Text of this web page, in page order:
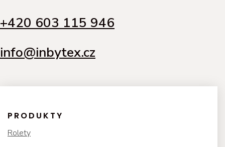
+420 603 115 946
info@inbytex.cz
PRODUKTY
Rolety